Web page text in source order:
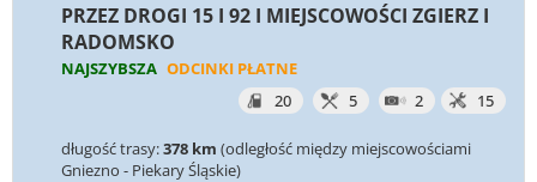
PRZEZ DROGI 15 I 92 I MIEJSCOWOŚCI ZGIERZ I
RADOMSKO
NAJSZYBSZA ODCINKI PŁATNE
20
5 2 15
długość trasy:378 km (odległość między miejscowościami
Gniezno - Piekary Śląskie)